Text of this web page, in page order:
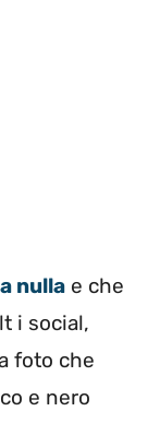
nulla e che
i social,
foto che
e nero